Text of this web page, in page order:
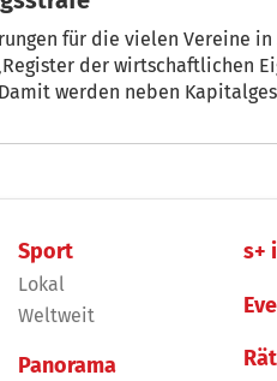
für die vielen Vereine
der wirtschaftlichen
werden neben
ihren wirtschaftlichen
Sport
Lokal
Weltweit
Panorama
s+